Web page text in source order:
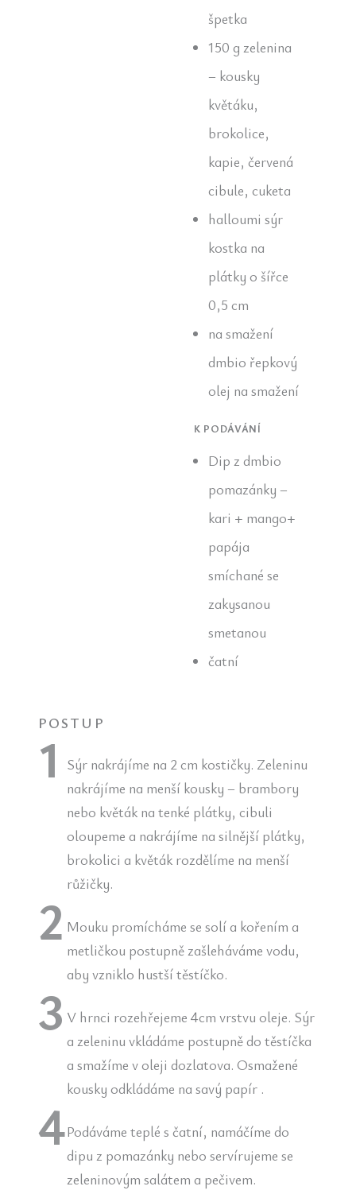
špetka
150 g zelenina
– kousky
květáku,
brokolice,
kapie, červená
cibule, cuketa
halloumi sýr
kostka na
plátky o šířce
0,5 cm
na smažení
dmbio řepkový
olej na smažení
K PODÁVÁNÍ
Dip z dmbio
pomazánky –
kari + mango+
papája
smíchané se
zakysanou
smetanou
čatní
POSTUP
Sýr nakrájíme na 2 cm kostičky. Zeleninu
nakrájíme na menší kousky – brambory
nebo květák na tenké plátky, cibuli
oloupeme a nakrájíme na silnější plátky,
brokolici a květák rozdělíme na menší
růžičky.
Mouku promícháme se solí a kořením a
metličkou postupně zašleháváme vodu,
aby vzniklo hustší těstíčko.
V hrnci rozehřejeme 4cm vrstvu oleje. Sýr
a zeleninu vkládáme postupně do těstíčka
a smažíme v oleji dozlatova. Osmažené
kousky odkládáme na savý papír .
Podáváme teplé s čatní, namáčíme do
dipu z pomazánky nebo servírujeme se
zeleninovým salátem a pečivem.